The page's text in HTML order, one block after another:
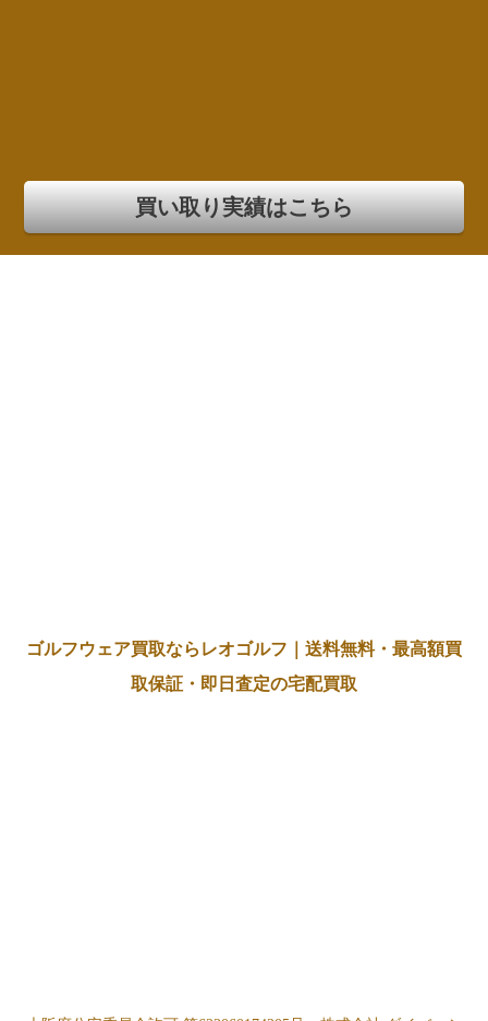
買い取り実績はこちら
ゴルフウェア買取ならレオゴルフ｜送料無料・最高額買
取保証・即日査定の宅配買取